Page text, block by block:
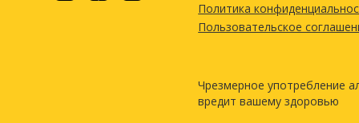
Политика
Пользовательское
Чрезмерное употребление
вредит вашему здоровью